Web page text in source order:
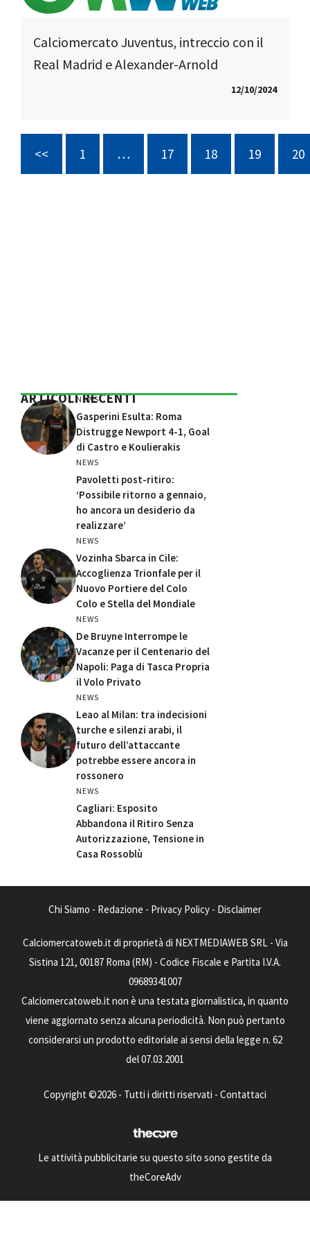
Calciomercato Juventus, intreccio con il
Real Madrid e Alexander-Arnold
12/10/2024
<< 1 … 17 18 19 20
ARTICOLI RECENTI
NEWS
Gasperini Esulta: Roma
Distrugge Newport 4-1, Goal
di Castro e Koulierakis
NEWS
Pavoletti post-ritiro:
‘Possibile ritorno a gennaio,
ho ancora un desiderio da
realizzare’
NEWS
Vozinha Sbarca in Cile:
Accoglienza Trionfale per il
Nuovo Portiere del Colo
Colo e Stella del Mondiale
NEWS
De Bruyne Interrompe le
Vacanze per il Centenario del
Napoli: Paga di Tasca Propria
il Volo Privato
NEWS
Leao al Milan: tra indecisioni
turche e silenzi arabi, il
futuro dell’attaccante
potrebbe essere ancora in
rossonero
NEWS
Cagliari: Esposito
Abbandona il Ritiro Senza
Autorizzazione, Tensione in
Casa Rossoblù
Chi Siamo - Redazione - Privacy Policy - Disclaimer
Calciomercatoweb.it di proprietà di NEXTMEDIAWEB SRL - Via
Sistina 121, 00187 Roma (RM) - Codice Fiscale e Partita I.V.A.
09689341007
Calciomercatoweb.it non è una testata giornalistica, in quanto
viene aggiornato senza alcuna periodicità. Non può pertanto
considerarsi un prodotto editoriale ai sensi della legge n. 62
del 07.03.2001
Copyright ©2026 - Tutti i diritti riservati - Contattaci
Le attività pubblicitarie su questo sito sono gestite da
theCoreAdv